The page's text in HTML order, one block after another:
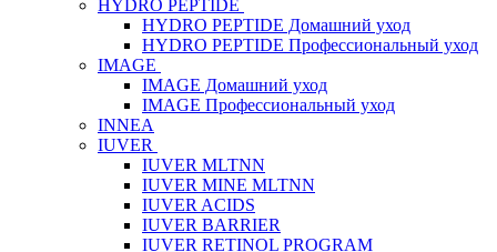
HYDRO PEPTIDE
HYDRO PEPTIDE Домашний уход
HYDRO PEPTIDE Профессиональный уход
IMAGE
IMAGE Домашний уход
IMAGE Профессиональный уход
INNEA
IUVER
IUVER MLTNN
IUVER MINE MLTNN
IUVER ACIDS
IUVER BARRIER
IUVER RETINOL PROGRAM